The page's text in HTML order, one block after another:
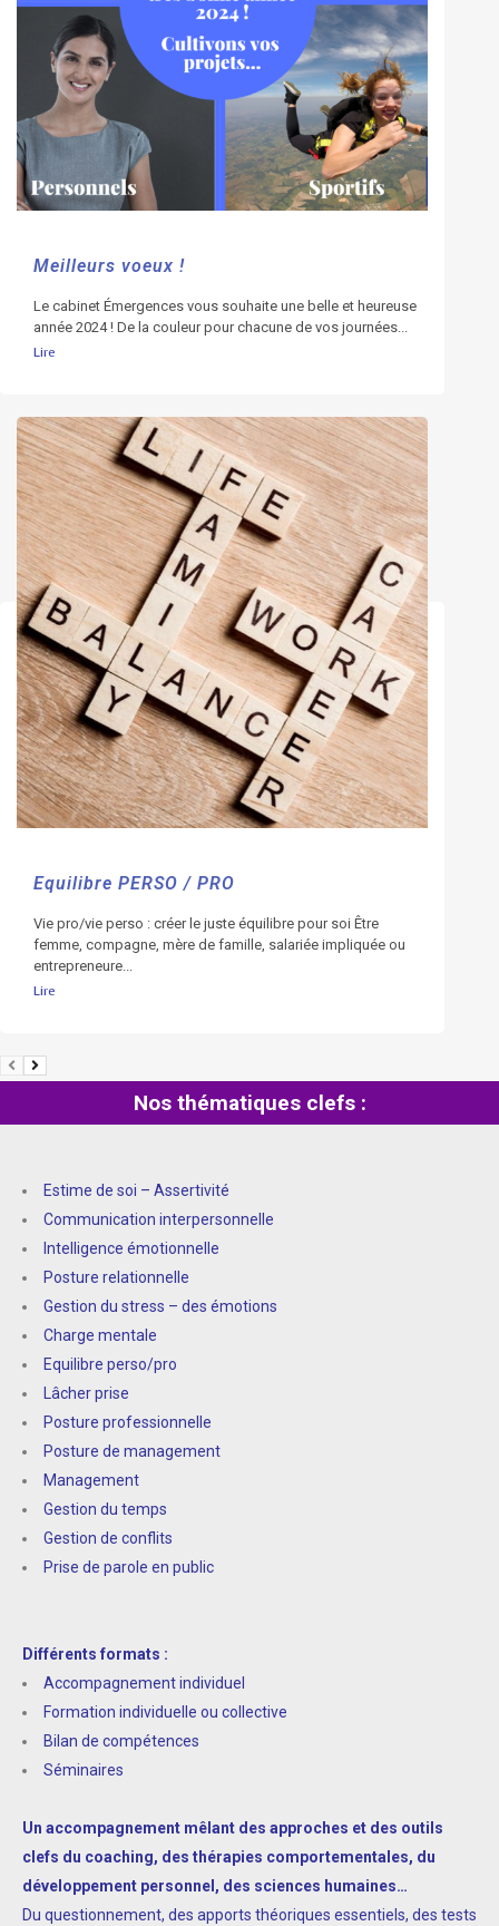
Meilleurs voeux !
Le cabinet Émergences vous souhaite une belle et heureuse
année 2024 ! De la couleur pour chacune de vos journées...
Lire
Equilibre PERSO / PRO
Vie pro/vie perso : créer le juste équilibre pour soi Être
femme, compagne, mère de famille, salariée impliquée ou
entrepreneure...
Lire
Nos thématiques clefs :
Estime de soi – Assertivité
Communication interpersonnelle
Intelligence émotionnelle
Posture relationnelle
Gestion du stress – des émotions
Charge mentale
Equilibre perso/pro
Lâcher prise
Posture professionnelle
Posture de management
Management
Gestion du temps
Gestion de conflits
Prise de parole en public
Différents formats :
Accompagnement individuel
Formation individuelle ou collective
Bilan de compétences
Séminaires
Un accompagnement mêlant des approches et des outils
clefs du coaching, des thérapies comportementales, du
développement personnel, des sciences humaines…
Du questionnement, des apports théoriques essentiels, des tests